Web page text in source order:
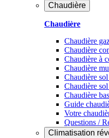
Chaudière
Chaudière
Chaudière
Chaudière
Chaudière à
Chaudière
Chaudière
Chaudière
Chaudière
Guide
Votre
Questions /
Climatisation